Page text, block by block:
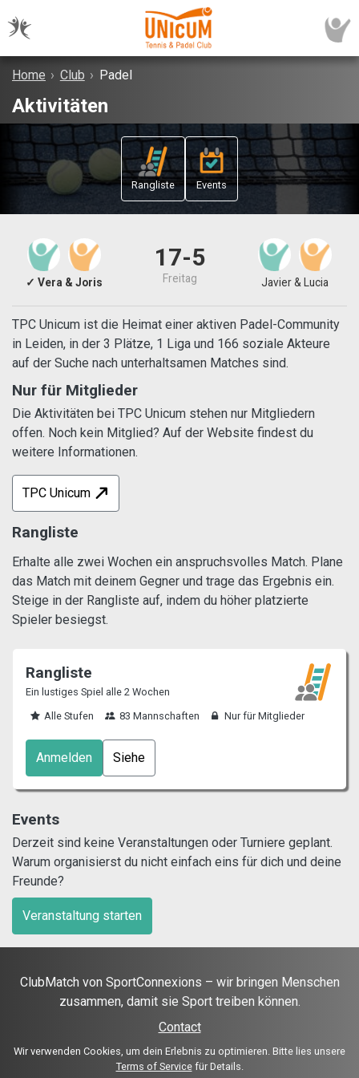
Home › Club › Padel
Aktivitäten
Rangliste Events
✓ Vera & Joris
17-5
Freitag Javier & Lucia
TPC Unicum ist die Heimat einer aktiven Padel-Community
in Leiden, in der 3 Plätze, 1 Liga und 166 soziale Akteure
auf der Suche nach unterhaltsamen Matches sind.
Nur für Mitglieder
Die Aktivitäten bei TPC Unicum stehen nur Mitgliedern
offen. Noch kein Mitglied? Auf der Website findest du
weitere Informationen.
TPC Unicum
Rangliste
Erhalte alle zwei Wochen ein anspruchsvolles Match. Plane
das Match mit deinem Gegner und trage das Ergebnis ein.
Steige in der Rangliste auf, indem du höher platzierte
Spieler besiegst.
Rangliste
Ein lustiges Spiel alle 2 Wochen
Alle Stufen
83 Mannschaften Nur für Mitglieder
Anmelden Siehe
Events
Derzeit sind keine Veranstaltungen oder Turniere geplant.
Warum organisierst du nicht einfach eins für dich und deine
Freunde?
Veranstaltung starten
ClubMatch von SportConnexions – wir bringen Menschen
zusammen, damit sie Sport treiben können.
Contact
Wir verwenden Cookies, um dein Erlebnis zu optimieren. Bitte lies unsere
Terms of Servicefür Details.